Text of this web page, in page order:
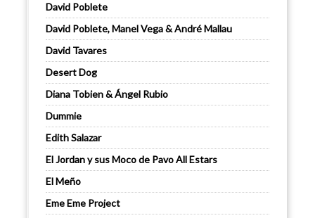
David Poblete
David Poblete, Manel Vega & André Mallau
David Tavares
Desert Dog
Diana Tobien & Ángel Rubio
Dummie
Edith Salazar
El Jordan y sus Moco de Pavo All Estars
El Meño
Eme Eme Project